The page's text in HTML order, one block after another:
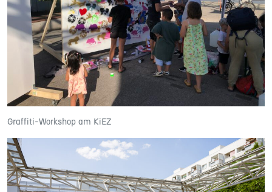
Graffiti-Workshop am KiEZ